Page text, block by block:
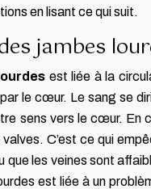
en lisant ce qui suit.
jambes
est liée à la
le cœur. Le sang se
sens vers le cœur. En
valves. C’est ce qui
que les veines sont
est liée à un